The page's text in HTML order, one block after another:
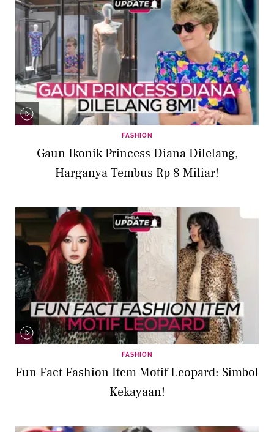
FASHION
Gaun Ikonik Princess Diana Dilelang,
Harganya Tembus Rp 8 Miliar!
FASHION
Fun Fact Fashion Item Motif Leopard: Simbol
Kekayaan!